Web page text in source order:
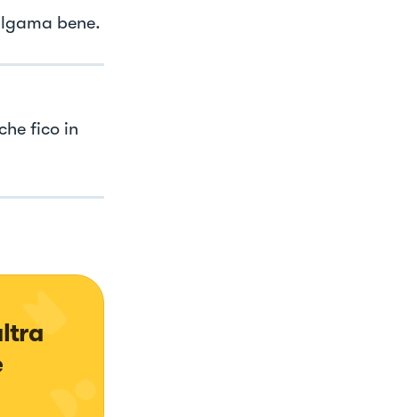
bene.
fico in